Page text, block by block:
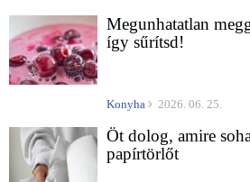
Megunhatatlan
így sűrítsd!
Konyha 2026. 06. 25.
Öt dolog, amire
papírtörlőt